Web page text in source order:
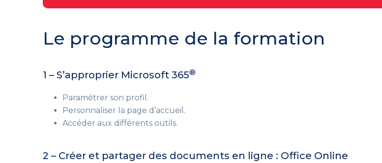
Le programme de la formation
1 – S’approprier Microsoft 365®
Paramétrer son profil.
Personnaliser la page d’accueil.
Accéder aux différents outils.
2 – Créer et partager des documents en ligne : Office Online